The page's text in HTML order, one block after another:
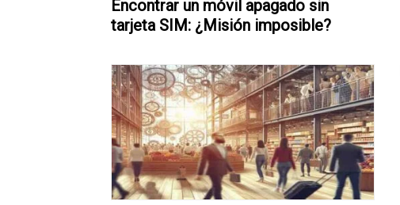
Encontrar un móvil apagado sin
tarjeta SIM: ¿Misión imposible?